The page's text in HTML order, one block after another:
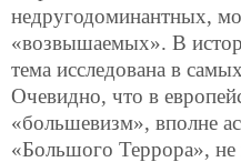
недругодоминантных,
«возвышаемых». В
тема исследована в
Очевидно, что в
«большевизм», вполне
«Большого Террора», не